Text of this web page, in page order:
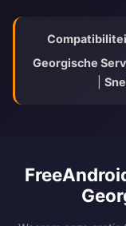
Georgische